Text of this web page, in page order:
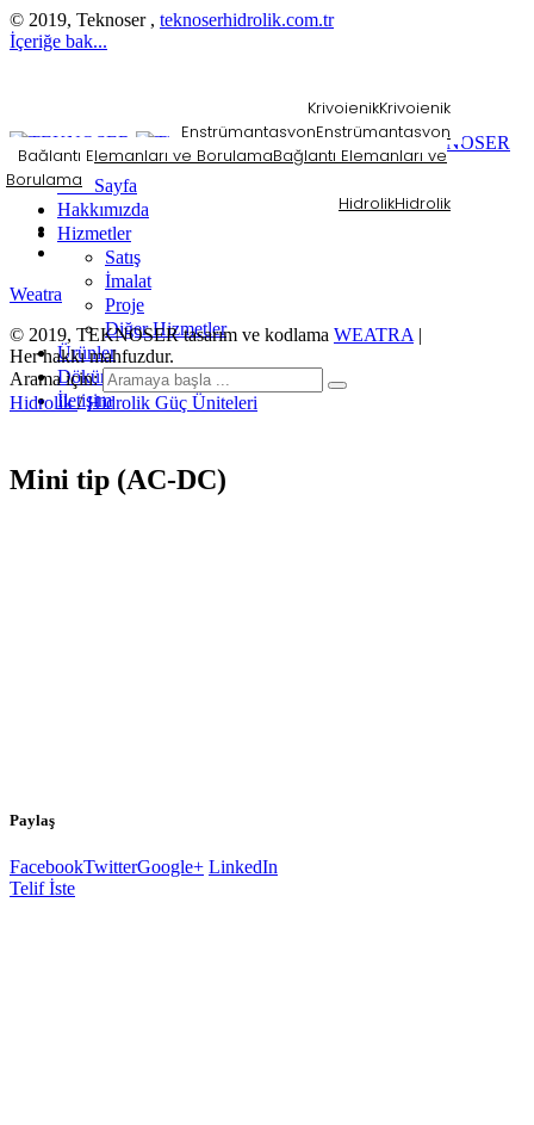
© 2019, Teknoser , teknoserhidrolik.com.tr
İçeriğe bak...
KriyojenikKriyojenik
EnstrümantasyonEnstrümantasyon
Bağlantı Elemanları ve BorulamaBağlantı Elemanları ve
Borulama
HidrolikHidrolik
Ana Sayfa
Hakkımızda
Hizmetler
Satış
İmalat
Proje
Diğer Hizmetler
Ürünler
Dökümanlar
İletişim
Weatra
© 2019, TEKNOSER tasarım ve kodlama WEATRA |
Her hakkı mahfuzdur.
Arama için:
Hidrolik/Hidrolik Güç Üniteleri
Mini tip (AC-DC)
Paylaş
FacebookTwitterGoogle+ LinkedIn
Telif İste